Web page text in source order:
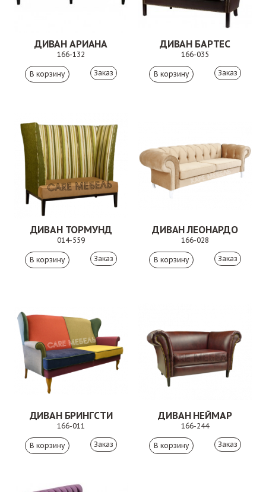
ДИВАН АРИАНА
166-132
Заказ
ДИВАН БАРТЕС
166-035
Заказ
ДИВАН ТОРМУНД
014-559
Заказ
ДИВАН ЛЕОНАРДО
166-028
Заказ
ДИВАН БРИНГСТИ
166-011
Заказ
ДИВАН НЕЙМАР
166-244
Заказ